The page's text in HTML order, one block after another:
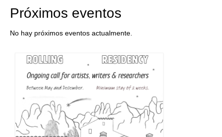
Próximos eventos
No hay próximos eventos actualmente.